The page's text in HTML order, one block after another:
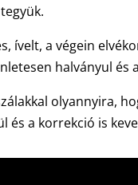
ívelt, a végein
halványul és
olyannyira,
és a korrekció is